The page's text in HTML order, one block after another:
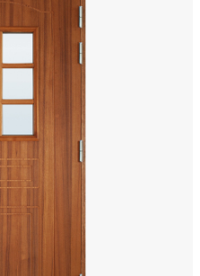
arbeta i en liten
erfarenhet grundade
och Tanumshede,
sig företaget på
fokus sedan dess.
– från
och vidare till sonsonen
år har Lurs Dörr fortsatt
och fokus på
Lurs Dörr?